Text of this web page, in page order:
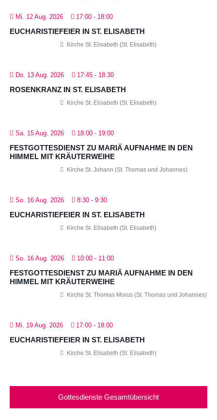
Mi. 12 Aug. 2026 17:00 - 18:00
EUCHARISTIEFEIER IN ST. ELISABETH
Kirche St. Elisabeth (St. Elisabeth)
Do. 13 Aug. 2026 17:45 - 18:30
ROSENKRANZ IN ST. ELISABETH
Kirche St. Elisabeth (St. Elisabeth)
Sa. 15 Aug. 2026 18:00 - 19:00
FESTGOTTESDIENST ZU MARIÄ AUFNAHME IN DEN
HIMMEL MIT KRÄUTERWEIHE
Kirche St. Johann (St. Thomas und Johannes)
So. 16 Aug. 2026 8:30 - 9:30
EUCHARISTIEFEIER IN ST. ELISABETH
Kirche St. Elisabeth (St. Elisabeth)
So. 16 Aug. 2026 10:00 - 11:00
FESTGOTTESDIENST ZU MARIÄ AUFNAHME IN DEN
HIMMEL MIT KRÄUTERWEIHE
Kirche St. Thomas Morus (St. Thomas und Johannes)
Mi. 19 Aug. 2026 17:00 - 18:00
EUCHARISTIEFEIER IN ST. ELISABETH
Kirche St. Elisabeth (St. Elisabeth)
Gottesdienste Gesamtübersicht